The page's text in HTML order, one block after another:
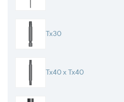
Tx30
Tx40 x Tx40